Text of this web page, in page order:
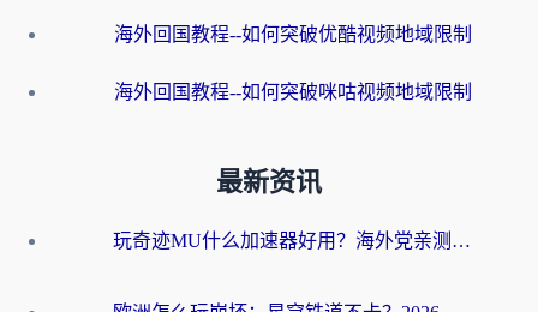
海外回国教程--如何突破优酷视频地域限制
海外回国教程--如何突破咪咕视频地域限制
最新资讯
玩奇迹MU什么加速器好用？海外党亲测：这款加速器让你告别延迟卡顿！